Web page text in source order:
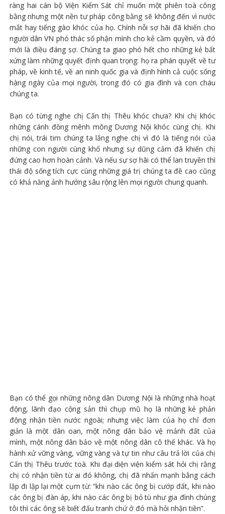
ràng hai cán bộ Viện Kiểm Sát chỉ muốn một phiên toà công
bằng nhưng một nền tư pháp công bằng sẽ không đến vì nước
mắt hay tiếng gào khóc của họ. Chính nỗi sợ hãi đã khiến cho
người dân VN phó thác số phận mình cho kẻ cầm quyền, và đó
mới là điều đáng sợ. Chúng ta giao phó hết cho những kẻ bất
xứng làm những quyết định quan trọng: họ ra phán quyết về tư
pháp, về kinh tế, về an ninh quốc gia và định hình cả cuộc sống
hàng ngày của mọi người, trong đó có gia đình và con cháu
chúng ta.
Bạn có từng nghe chị Cấn thị Thêu khóc chưa? Khi chị khóc
những cánh đồng mênh mông Dương Nội khóc cùng chị. Khi
chị nói, trái tim chúng ta lắng nghe chị vì đó là tiếng nói của
những con người cùng khổ nhưng sự dũng cảm đã khiến chị
đứng cao hơn hoàn cảnh. Và nếu sự sợ hãi có thể lan truyền thì
thái độ sống tích cực cùng những giá trị chúng ta đề cao cũng
có khả năng ảnh hưởng sâu rộng lên mọi người chung quanh.
Bạn có thể gọi những nông dân Dương Nội là những nhà hoạt
động, lãnh đạo cộng sản thì chụp mũ họ là những kẻ phản
động nhận tiền nước ngoài; nhưng việc làm của họ chỉ đơn
giản là một dân oan, một nông dân bảo vệ mảnh đất của
mình, một nông dân bảo vệ một nông dân cô thế khác. Và họ
hành xử vững vàng, vững vàng và tự tin như câu trả lời của chị
Cấn thị Thêu trước toà. Khi đại diện viện kiểm sát hỏi chị rằng
chị có nhận tiền từ ai đó không, chị đã nhấn mạnh bằng cách
lập đi lập lại một cụm từ: “khi nào các ông bị cướp đất, khi nào
các ông bị đàn áp, khi nào các ông bị bỏ tù như gia đình chúng
tôi thì các ông sẽ biết đấu tranh chứ ở đó mà hỏi nhận tiền”.